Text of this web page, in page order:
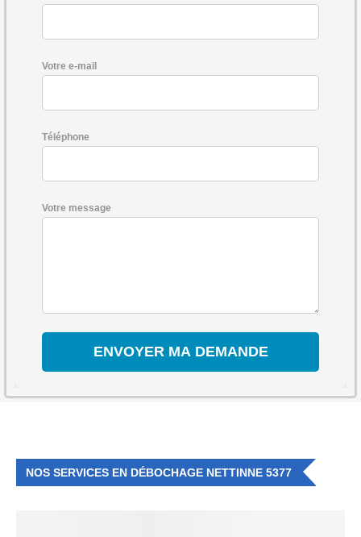
Votre e-mail
Téléphone
Votre message
NOS SERVICES EN DÉBOCHAGE NETTINNE 5377